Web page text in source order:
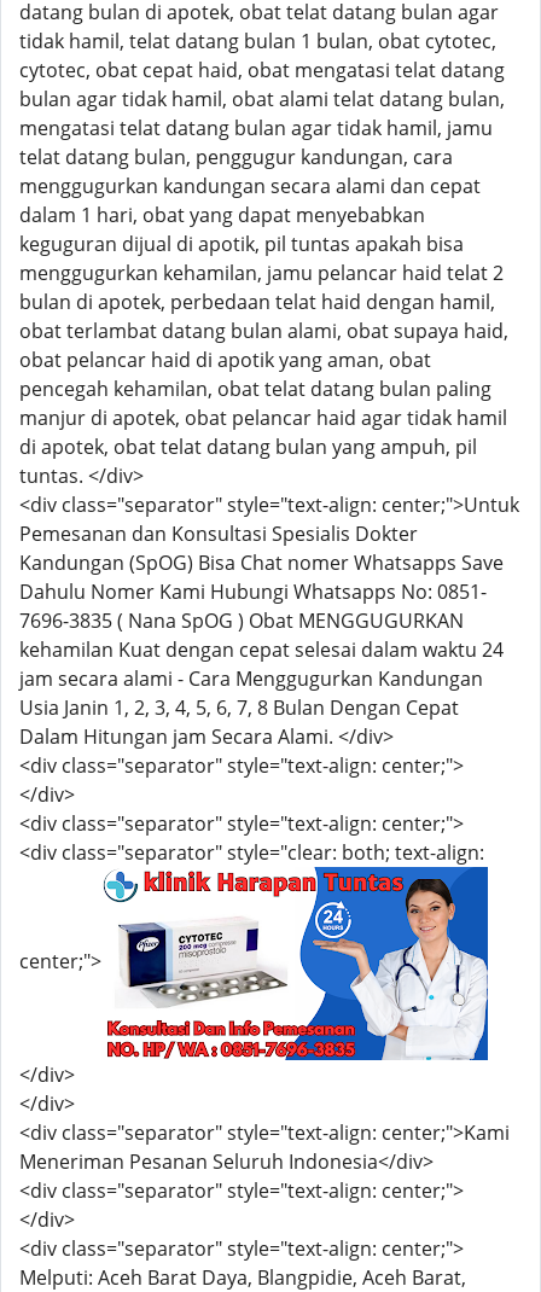
datang bulan di apotek, obat telat datang bulan agar
tidak hamil, telat datang bulan 1 bulan, obat cytotec,
cytotec, obat cepat haid, obat mengatasi telat datang
bulan agar tidak hamil, obat alami telat datang bulan,
mengatasi telat datang bulan agar tidak hamil, jamu
telat datang bulan, penggugur kandungan, cara
menggugurkan kandungan secara alami dan cepat
dalam 1 hari, obat yang dapat menyebabkan
keguguran dijual di apotik, pil tuntas apakah bisa
menggugurkan kehamilan, jamu pelancar haid telat 2
bulan di apotek, perbedaan telat haid dengan hamil,
obat terlambat datang bulan alami, obat supaya haid,
obat pelancar haid di apotik yang aman, obat
pencegah kehamilan, obat telat datang bulan paling
manjur di apotek, obat pelancar haid agar tidak hamil
di apotek, obat telat datang bulan yang ampuh, pil
tuntas. </div>
<div class="separator" style="text-align: center;">Untuk
Pemesanan dan Konsultasi Spesialis Dokter
Kandungan (SpOG) Bisa Chat nomer Whatsapps Save
Dahulu Nomer Kami Hubungi Whatsapps No: 0851-
7696-3835 ( Nana SpOG ) Obat MENGGUGURKAN
kehamilan Kuat dengan cepat selesai dalam waktu 24
jam secara alami - Cara Menggugurkan Kandungan
Usia Janin 1, 2, 3, 4, 5, 6, 7, 8 Bulan Dengan Cepat
Dalam Hitungan jam Secara Alami. </div>
<div class="separator" style="text-align: center;">
</div>
<div class="separator" style="text-align: center;">
<div class="separator" style="clear: both; text-align:
center;">
</div>
</div>
<div class="separator" style="text-align: center;">Kami
Meneriman Pesanan Seluruh Indonesia</div>
<div class="separator" style="text-align: center;">
</div>
<div class="separator" style="text-align: center;">
Melputi: Aceh Barat Daya, Blangpidie, Aceh Barat,